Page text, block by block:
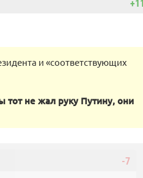
+11
и «соответствующих
не жал руку Путину, они
-7